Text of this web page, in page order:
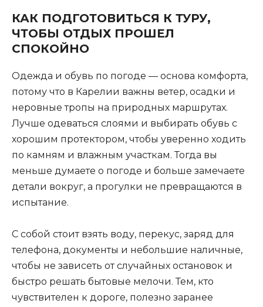
КАК ПОДГОТОВИТЬСЯ К ТУРУ,
ЧТОБЫ ОТДЫХ ПРОШЕЛ
СПОКОЙНО
Одежда и обувь по погоде — основа комфорта,
потому что в Карелии важны ветер, осадки и
неровные тропы на природных маршрутах.
Лучше одеваться слоями и выбирать обувь с
хорошим протектором, чтобы уверенно ходить
по камням и влажным участкам. Тогда вы
меньше думаете о погоде и больше замечаете
детали вокруг, а прогулки не превращаются в
испытание.
С собой стоит взять воду, перекус, заряд для
телефона, документы и небольшие наличные,
чтобы не зависеть от случайных остановок и
быстро решать бытовые мелочи. Тем, кто
чувствителен к дороге, полезно заранее